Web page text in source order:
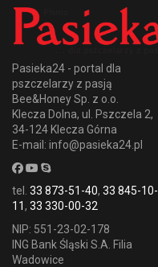
Pasieka24 - portal dla
pszczelarzy z pasją
Bee&Honey Sp. z o.o.
Klecza Dolna, ul. Pszczela 2,
34-124 Klecza Górna
E-mail: info@pasieka24.pl
tel. 33 873-51-40, 33 845-10-
11, 33 330-00-32
NIP: 551-23-02-178
ING Bank Śląski S.A. Filia
Wadowice